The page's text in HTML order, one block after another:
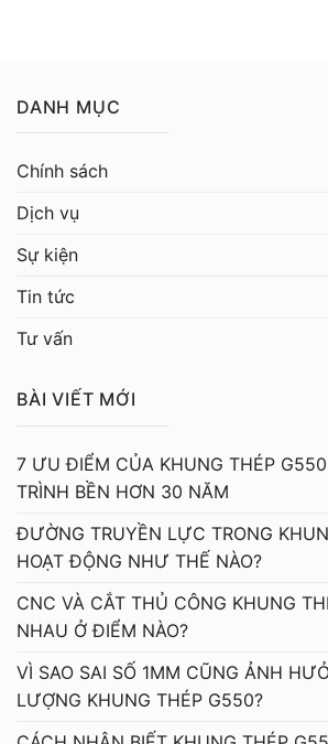
DANH MỤC
Chính sách
Dịch vụ
Sự kiện
Tin tức
Tư vấn
BÀI VIẾT MỚI
7 ƯU ĐIỂM CỦA KHUNG THÉP
TRÌNH BỀN HƠN 30 NĂM
ĐƯỜNG TRUYỀN LỰC TRONG
HOẠT ĐỘNG NHƯ THẾ NÀO?
CNC VÀ CẮT THỦ CÔNG KHUNG
NHAU Ở ĐIỂM NÀO?
VÌ SAO SAI SỐ 1MM CŨNG ẢNH
LƯỢNG KHUNG THÉP G550?